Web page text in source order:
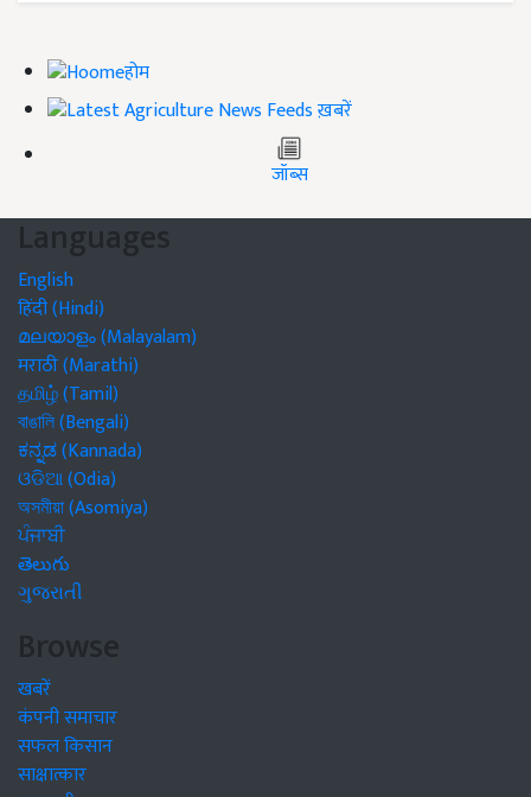
होम
ख़बरें
जॉब्स
Languages
English
हिंदी (Hindi)
മലയാളം (Malayalam)
मराठी (Marathi)
தமிழ் (Tamil)
বাঙালি (Bengali)
ಕನ್ನಡ (Kannada)
ଓଡିଆ (Odia)
অসমীয়া (Asomiya)
ਪੰਜਾਬੀ
తెలుగు
ગુજરાતી
Browse
खबरें
कंपनी समाचार
सफल किसान
साक्षात्कार